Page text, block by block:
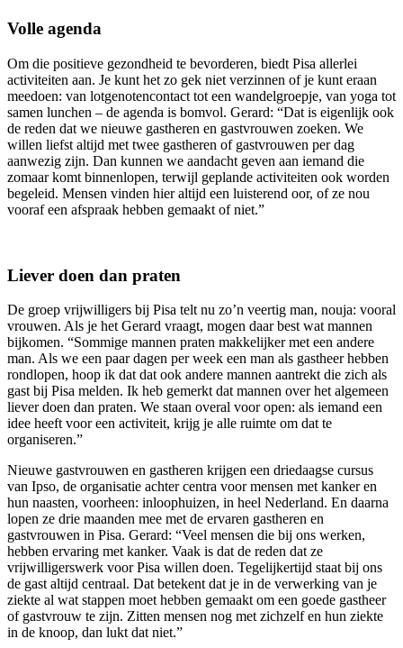
Volle agenda
Om die positieve gezondheid te bevorderen, biedt Pisa allerlei
activiteiten aan. Je kunt het zo gek niet verzinnen of je kunt eraan
meedoen: van lotgenotencontact tot een wandelgroepje, van yoga tot
samen lunchen – de agenda is bomvol. Gerard: “Dat is eigenlijk ook
de reden dat we nieuwe gastheren en gastvrouwen zoeken. We
willen liefst altijd met twee gastheren of gastvrouwen per dag
aanwezig zijn. Dan kunnen we aandacht geven aan iemand die
zomaar komt binnenlopen, terwijl geplande activiteiten ook worden
begeleid. Mensen vinden hier altijd een luisterend oor, of ze nou
vooraf een afspraak hebben gemaakt of niet.”
Liever doen dan praten
De groep vrijwilligers bij Pisa telt nu zo’n veertig man, nouja: vooral
vrouwen. Als je het Gerard vraagt, mogen daar best wat mannen
bijkomen. “Sommige mannen praten makkelijker met een andere
man. Als we een paar dagen per week een man als gastheer hebben
rondlopen, hoop ik dat dat ook andere mannen aantrekt die zich als
gast bij Pisa melden. Ik heb gemerkt dat mannen over het algemeen
liever doen dan praten. We staan overal voor open: als iemand een
idee heeft voor een activiteit, krijg je alle ruimte om dat te
organiseren.”
Nieuwe gastvrouwen en gastheren krijgen een driedaagse cursus
van Ipso, de organisatie achter centra voor mensen met kanker en
hun naasten, voorheen: inloophuizen, in heel Nederland. En daarna
lopen ze drie maanden mee met de ervaren gastheren en
gastvrouwen in Pisa. Gerard: “Veel mensen die bij ons werken,
hebben ervaring met kanker. Vaak is dat de reden dat ze
vrijwilligerswerk voor Pisa willen doen. Tegelijkertijd staat bij ons
de gast altijd centraal. Dat betekent dat je in de verwerking van je
ziekte al wat stappen moet hebben gemaakt om een goede gastheer
of gastvrouw te zijn. Zitten mensen nog met zichzelf en hun ziekte
in de knoop, dan lukt dat niet.”